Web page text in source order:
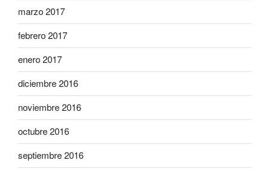
marzo 2017
febrero 2017
enero 2017
diciembre 2016
noviembre 2016
octubre 2016
septiembre 2016